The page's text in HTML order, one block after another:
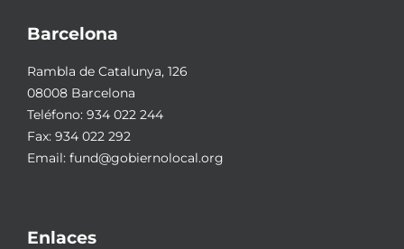
Barcelona
Rambla de Catalunya, 126
08008 Barcelona
Teléfono: 934 022 244
Fax: 934 022 292
Email: fund@gobiernolocal.org
Enlaces